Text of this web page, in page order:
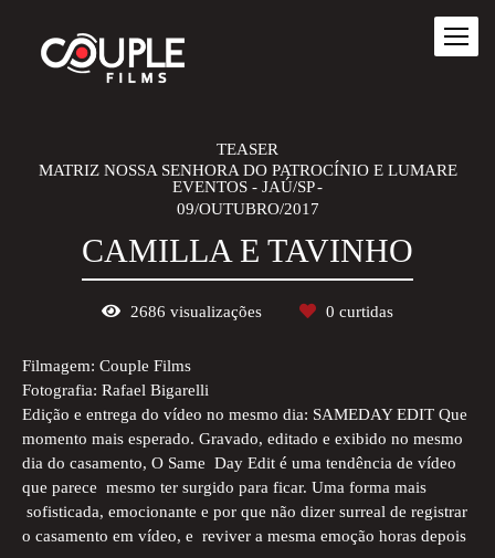
TEASER
MATRIZ NOSSA SENHORA DO PATROCÍNIO E LUMARE
EVENTOS - JAÚ/SP
09/OUTUBRO/2017
CAMILLA E TAVINHO
2686 visualizações 0 curtidas
Filmagem: Couple Films
Fotografia: Rafael Bigarelli
Edição e entrega do vídeo no mesmo dia: SAMEDAY EDIT Que
momento mais esperado. Gravado, editado e exibido no mesmo
dia do casamento, O Same Day Edit é uma tendência de vídeo
que parece mesmo ter surgido para ficar. Uma forma mais
sofisticada, emocionante e por que não dizer surreal de registrar
o casamento em vídeo, e reviver a mesma emoção horas depois